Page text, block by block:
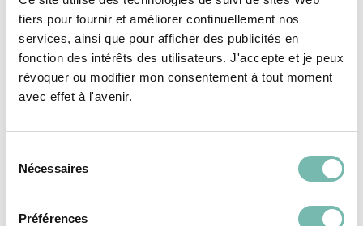
tiers pour fournir et améliorer continuellement nos
services, ainsi que pour afficher des publicités en
fonction des intérêts des utilisateurs. J'accepte et je peux
révoquer ou modifier mon consentement à tout moment
avec effet à l'avenir.
Nécessaires
Préférences
RESSOURCERIE LE CARRÉ
TOURNAI
RESSOURCERIE LE CARRÉ
SANITAIRE &